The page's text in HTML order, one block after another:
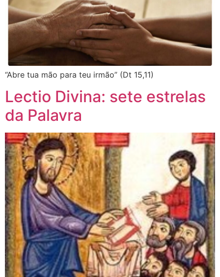
“Abre tua mão para teu irmão” (Dt 15,11)
Lectio Divina: sete estrelas
da Palavra